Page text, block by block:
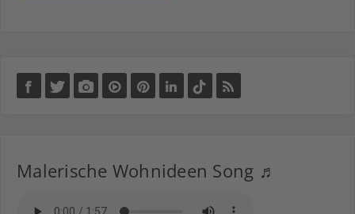
Malerische Wohnideen Song ♬